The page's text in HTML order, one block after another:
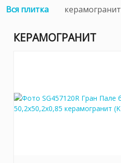
Вся плитка керамогранит
КЕРАМОГРАНИТ